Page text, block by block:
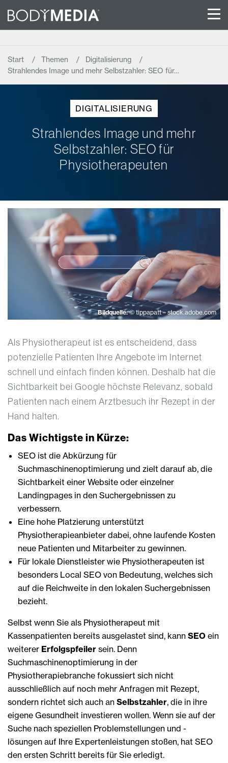
Start Themen
Digitalisierung
Strahlendes Image und mehr Selbstzahler: SEO für…
DIGITALISIERUNG
Strahlendes Image und mehr
Selbstzahler: SEO für
Physiotherapeuten
Bildquelle:© tippapatt – stock.adobe.com
Als Physiotherapeut ist es entscheidend, dass
potenzielle Patienten Ihre Angebote im Internet
schnell und einfach finden können. Deshalb hat die
Sichtbarkeit bei Google höchste Relevanz, sobald
Patienten nach einem Arztbesuch ihr Rezept in der
Hand halten.
Das Wichtigste in Kürze:
SEO ist die Abkürzung für
Suchmaschinenoptimierung und zielt darauf ab, die
Sichtbarkeit einer Website oder einzelner
Landingpages in den Suchergebnissen zu
verbessern.
Eine hohe Platzierung unterstützt
Physiotherapieanbieter dabei, ohne laufende Kosten
neue Patienten und Mitarbeiter zu gewinnen.
Für lokale Dienstleister wie Physiotherapeuten ist
besonders Local SEO von Bedeutung, welches sich
auf die Reichweite in den lokalen Suchergebnissen
bezieht.
Selbst wenn Sie als Physiotherapeut mit
Kassenpatienten bereits ausgelastet sind, kann SEO ein
weiterer Erfolgspfeiler sein. Denn
Suchmaschinenoptimierung in der
Physiotherapiebranche fokussiert sich nicht
ausschließlich auf noch mehr Anfragen mit Rezept,
sondern richtet sich auch an Selbstzahler, die in ihre
eigene Gesundheit investieren wollen. Wenn sie auf der
Suche nach speziellen Problemstellungen und -
lösungen auf Ihre Expertenleistungen stoßen, hat SEO
den ersten Schritt bereits für Sie erledigt.